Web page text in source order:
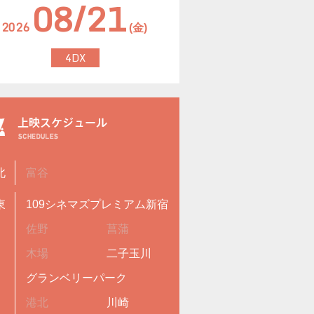
2026 08/21 (金)
4DX
富谷
109シネマズプレミアム新宿
佐野 菖蒲
木場 二子玉川
グランベリーパーク
港北 川崎